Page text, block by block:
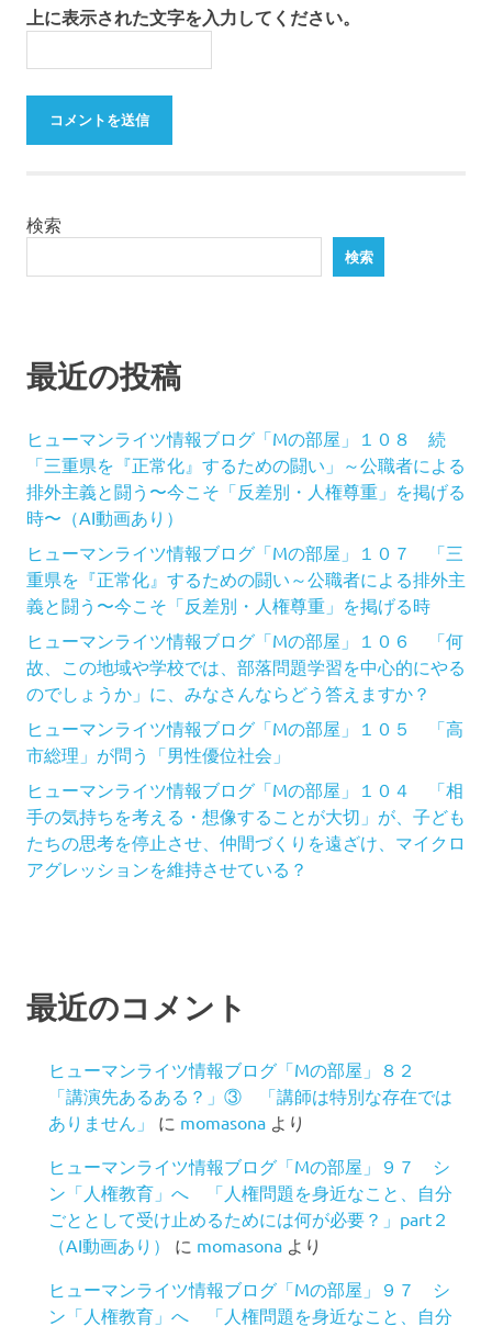
上に表示された文字を入力してください。
検索
検索
最近の投稿
ヒューマンライツ情報ブログ「Mの部屋」１０８ 続
「三重県を『正常化』するための闘い」～公職者による
排外主義と闘う〜今こそ「反差別・人権尊重」を掲げる
時〜（AI動画あり）
ヒューマンライツ情報ブログ「Mの部屋」１０７ 「三
重県を『正常化』するための闘い～公職者による排外主
義と闘う〜今こそ「反差別・人権尊重」を掲げる時
ヒューマンライツ情報ブログ「Mの部屋」１０６ 「何
故、この地域や学校では、部落問題学習を中心的にやる
のでしょうか」に、みなさんならどう答えますか？
ヒューマンライツ情報ブログ「Mの部屋」１０５ 「高
市総理」が問う「男性優位社会」
ヒューマンライツ情報ブログ「Mの部屋」１０４ 「相
手の気持ちを考える・想像することが大切」が、子ども
たちの思考を停止させ、仲間づくりを遠ざけ、マイクロ
アグレッションを維持させている？
最近のコメント
ヒューマンライツ情報ブログ「Mの部屋」８２
「講演先あるある？」③ 「講師は特別な存在では
ありません」
に momasona より
ヒューマンライツ情報ブログ「Mの部屋」９７ シ
ン「人権教育」へ 「人権問題を身近なこと、自分
ごととして受け止めるためには何が必要？」part２
（AI動画あり）
に momasona より
ヒューマンライツ情報ブログ「Mの部屋」９７ シ
ン「人権教育」へ 「人権問題を身近なこと、自分